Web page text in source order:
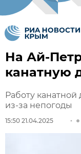
На Ай-
канатную
Работу
из-за непогоды
15:50 21.04.2025